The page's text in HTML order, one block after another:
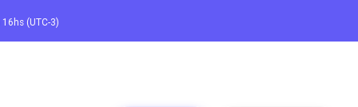
(UTC-3)